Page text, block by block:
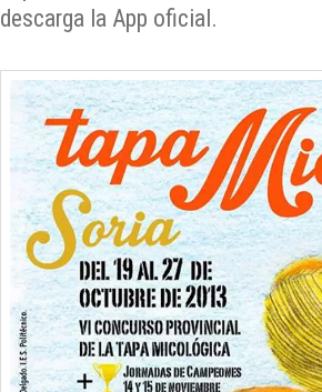
descarga la App oficial.